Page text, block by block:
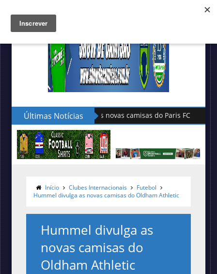
Últimas Notícias Hummel lança as novas camisas
Início Clubes Internacionais
Futebol
Hummel divulga as novas camisas do Oldham Athletic
Hummel divulga as
novas camisas do
Oldham Athletic